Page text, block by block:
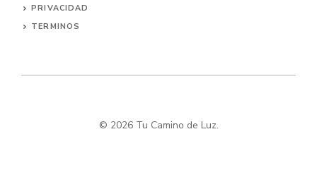
PRIVACIDAD
TERMINOS
© 2026 Tu Camino de Luz.